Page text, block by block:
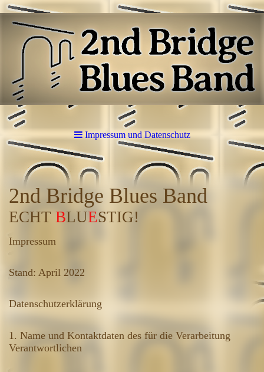
Impressum und Datenschutz
2nd Bridge Blues Band
ECHT BLUESTIG!
Impressum
Stand: April 2022
Datenschutzerklärung
1. Name und Kontaktdaten des für die Verarbeitung
Verantwortlichen